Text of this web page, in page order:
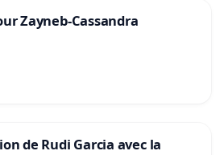
Zayneb-Cassandra
de Rudi Garcia avec la